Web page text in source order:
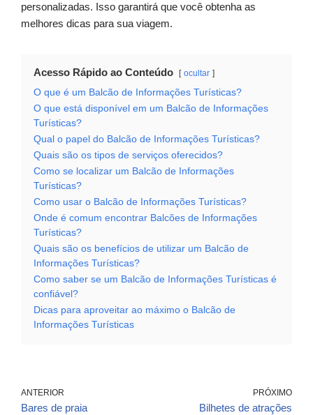
personalizadas. Isso garantirá que você obtenha as
melhores dicas para sua viagem.
Acesso Rápido ao Conteúdo ocultar
O que é um Balcão de Informações Turísticas?
O que está disponível em um Balcão de Informações
Turísticas?
Qual o papel do Balcão de Informações Turísticas?
Quais são os tipos de serviços oferecidos?
Como se localizar um Balcão de Informações
Turísticas?
Como usar o Balcão de Informações Turísticas?
Onde é comum encontrar Balcões de Informações
Turísticas?
Quais são os benefícios de utilizar um Balcão de
Informações Turísticas?
Como saber se um Balcão de Informações Turísticas é
confiável?
Dicas para aproveitar ao máximo o Balcão de
Informações Turísticas
ANTERIOR
Bares de praia
PRÓXIMO
Bilhetes de atrações